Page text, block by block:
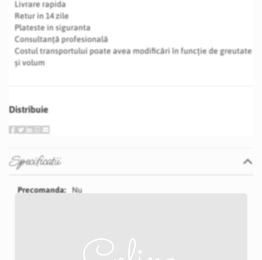
Livrare rapida
Retur in 14 zile
Plateste in siguranta
Consultanță profesională
Costul transportului poate avea modificări în funcție de greutate
și volum
Distribuie
Specificatii
Specificatii
Nu
52 cm